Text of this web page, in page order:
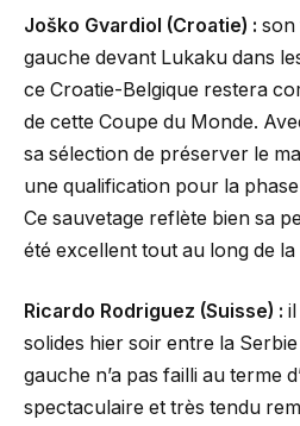
Joško Gvardiol (Croatie) : son
gauche devant Lukaku dans
ce Croatie-Belgique restera
de cette Coupe du Monde.
sa sélection de préserver le
une qualification pour la
Ce sauvetage reflète bien sa
été excellent tout au long de
Ricardo Rodriguez (Suisse) :
solides hier soir entre la
gauche n’a pas failli au terme
spectaculaire et très tendu